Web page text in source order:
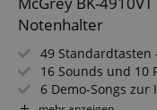
Notenhalter
49
16 Sounds und 10
6 Demo-Songs